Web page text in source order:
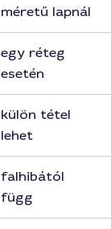
méretű lapnál
egy réteg
esetén
külön tétel
lehet
falhibától
függ